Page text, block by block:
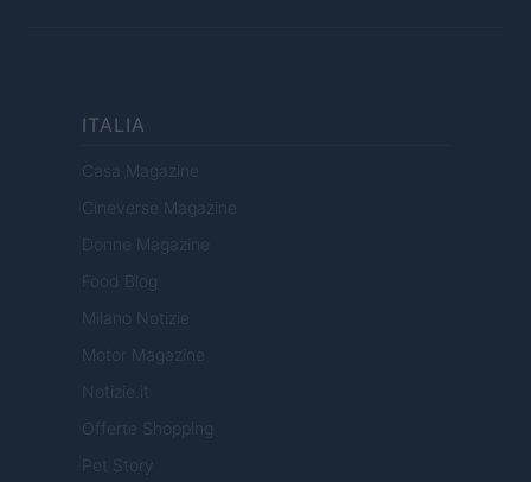
ITALIA
Casa Magazine
Cineverse Magazine
Donne Magazine
Food Blog
Milano Notizie
Motor Magazine
Notizie.it
Offerte Shopping
Pet Story